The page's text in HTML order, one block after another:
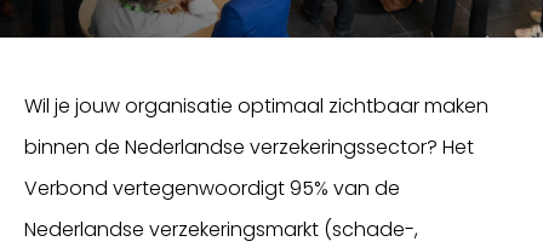
Wil je jouw organisatie optimaal zichtbaar maken
binnen de Nederlandse verzekeringssector? Het
Verbond vertegenwoordigt 95% van de
Nederlandse verzekeringsmarkt (schade-,